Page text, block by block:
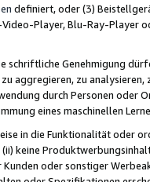
definiert, oder (3)
Player, Blu-Ray-Player
schriftliche Genehmigung
aggregieren, zu
durch Personen
eines maschinellen
in die Funktionalität oder
(ii) keine
oder sonstiger